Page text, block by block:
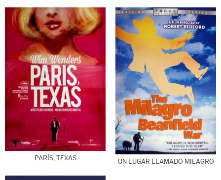
PARÍS, TEXAS UN LUGAR LLAMADO MILAGRO